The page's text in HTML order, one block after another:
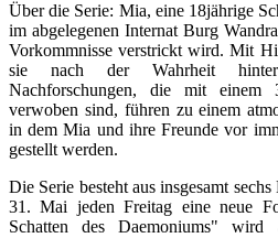
Über die Serie: Mia, eine 18jährige
im abgelegenen Internat Burg
Vorkommnisse verstrickt wird. Mit
sie nach der Wahrheit
Nachforschungen, die mit einem
verwoben sind, führen zu einem
in dem Mia und ihre Freunde vor
gestellt werden.
Die Serie besteht aus insgesamt
31. Mai jeden Freitag eine neue
Schatten des Daemoniums"